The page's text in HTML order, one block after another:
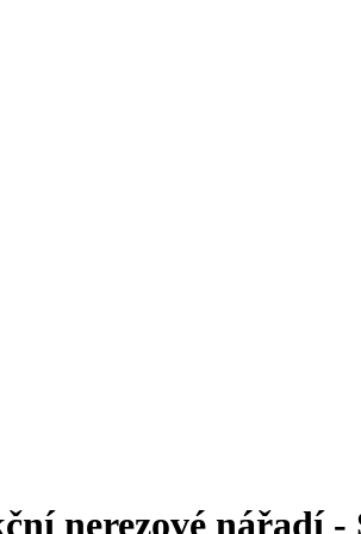
nerezové nářadí